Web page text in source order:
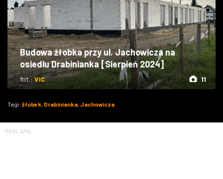
Budowa żłobka przy ul. Jachowicza na
osiedlu Drabinianka [Sierpień 2024]
fot.:ViC 11
Tagi: żłobek, Drabinianka, Jachowicza
REKLAMA